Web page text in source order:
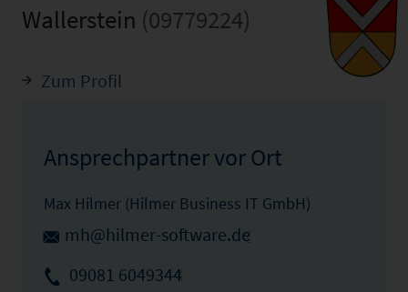
Wallerstein (09779224)
Zum Profil
Ansprechpartner vor Ort
Max Hilmer (Hilmer Business IT GmbH)
mh@hilmer-software.de
09081 6049344